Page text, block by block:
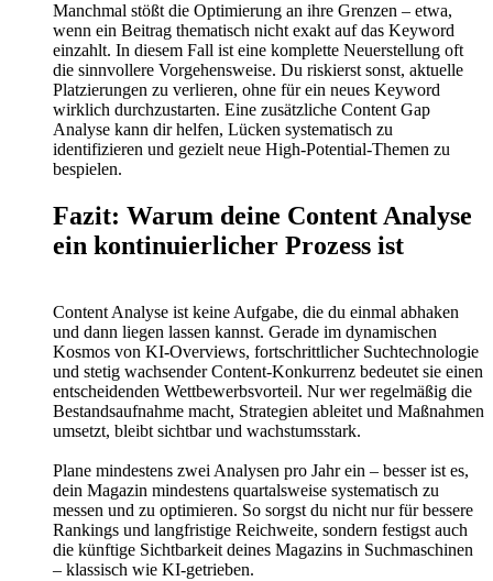
Manchmal stößt die Optimierung an ihre Grenzen – etwa,
wenn ein Beitrag thematisch nicht exakt auf das Keyword
einzahlt. In diesem Fall ist eine komplette Neuerstellung oft
die sinnvollere Vorgehensweise. Du riskierst sonst, aktuelle
Platzierungen zu verlieren, ohne für ein neues Keyword
wirklich durchzustarten. Eine zusätzliche Content Gap
Analyse kann dir helfen, Lücken systematisch zu
identifizieren und gezielt neue High-Potential-Themen zu
bespielen.
Fazit: Warum deine Content Analyse
ein kontinuierlicher Prozess ist
Content Analyse ist keine Aufgabe, die du einmal abhaken
und dann liegen lassen kannst. Gerade im dynamischen
Kosmos von KI-Overviews, fortschrittlicher Suchtechnologie
und stetig wachsender Content-Konkurrenz bedeutet sie einen
entscheidenden Wettbewerbsvorteil. Nur wer regelmäßig die
Bestandsaufnahme macht, Strategien ableitet und Maßnahmen
umsetzt, bleibt sichtbar und wachstumsstark.
Plane mindestens zwei Analysen pro Jahr ein – besser ist es,
dein Magazin mindestens quartalsweise systematisch zu
messen und zu optimieren. So sorgst du nicht nur für bessere
Rankings und langfristige Reichweite, sondern festigst auch
die künftige Sichtbarkeit deines Magazins in Suchmaschinen
– klassisch wie KI-getrieben.